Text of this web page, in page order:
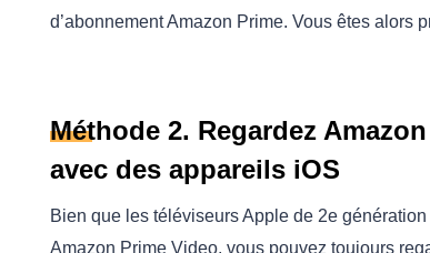
d’abonnement Amazon Prime. Vous êtes alors
Méthode 2. Regardez
avec des appareils iOS
Bien que les téléviseurs Apple de 2e
Amazon Prime Video, vous pouvez toujours